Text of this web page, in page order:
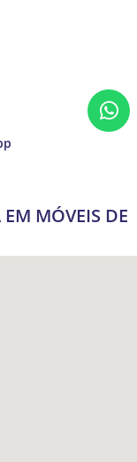
MÓVEIS DE